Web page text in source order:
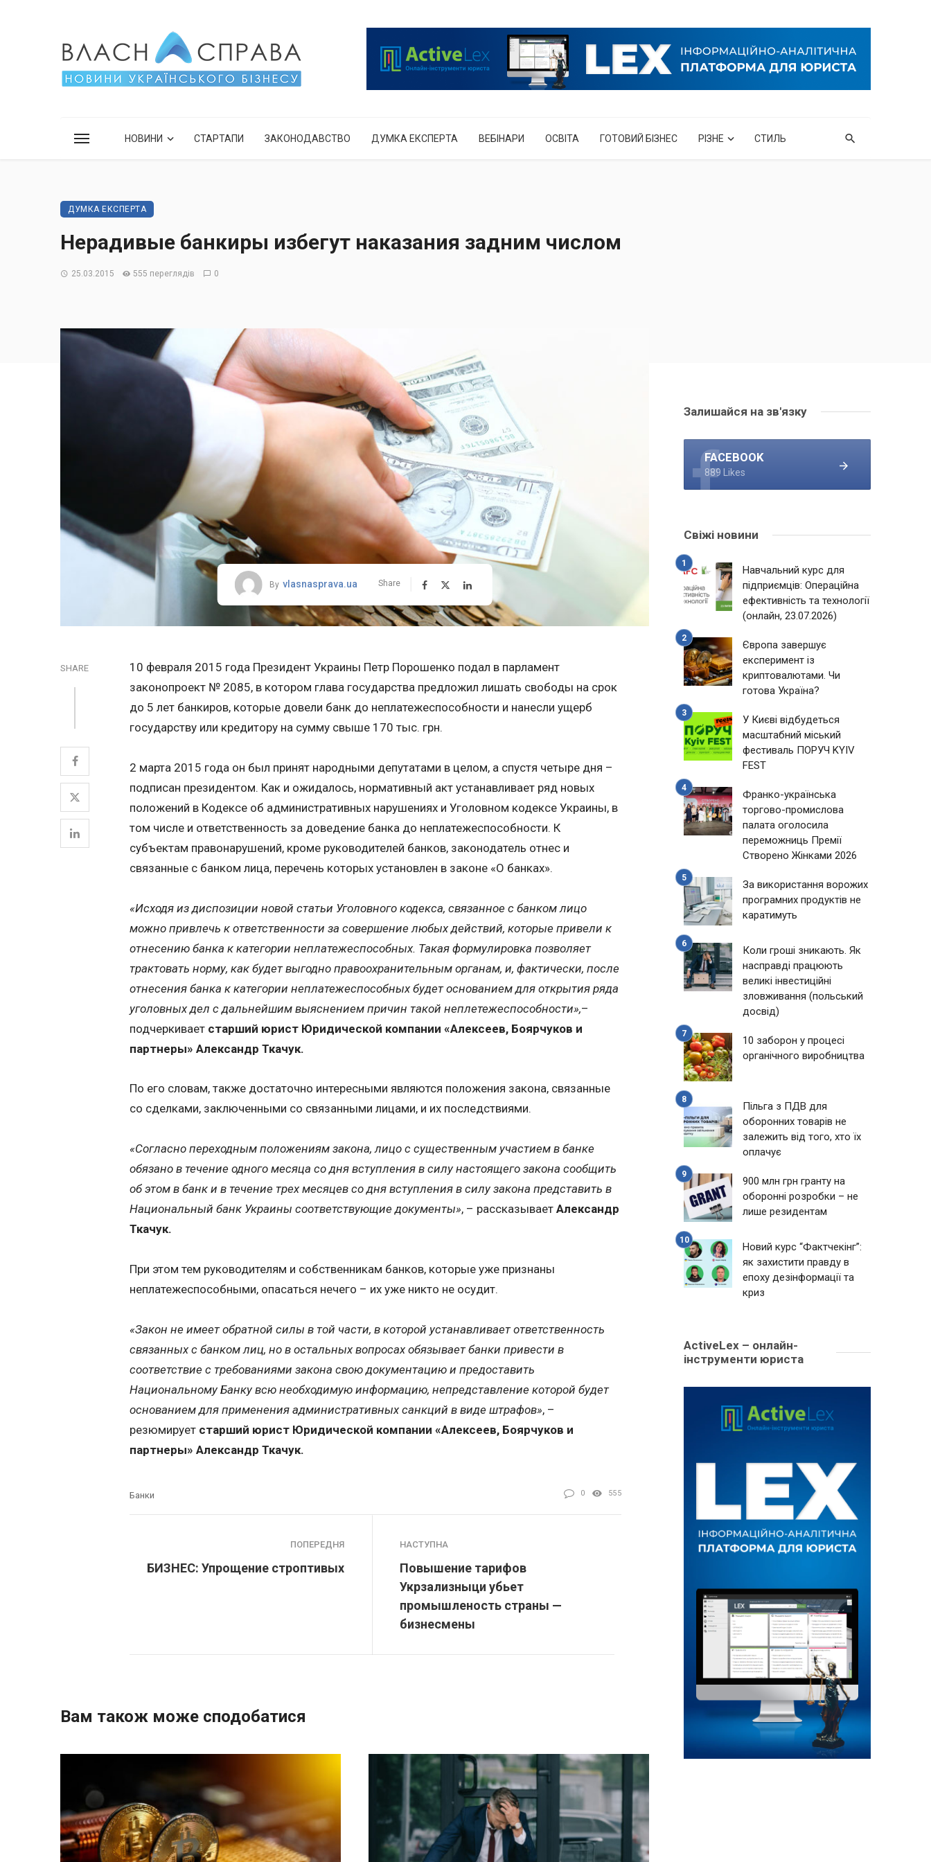
НОВИНИ СТАРТАПИ ЗАКОНОДАВСТВО ДУМКА ЕКСПЕРТА ВЕБІНАРИ ОСВІТА ГОТОВИЙ БІЗНЕС РІЗНЕ СТИЛЬ
ДУМКА ЕКСПЕРТА
Нерадивые банкиры избегут наказания задним числом
25.03.2015 555 переглядів 0
By vlasnasprava.ua Share
SHARE
10 февраля 2015 года Президент Украины Петр Порошенко подал в парламент
законопроект № 2085, в котором глава государства предложил лишать свободы на срок
до 5 лет банкиров, которые довели банк до неплатежеспособности и нанесли ущерб
государству или кредитору на сумму свыше 170 тыс. грн.
2 марта 2015 года он был принят народными депутатами в целом, а спустя четыре дня –
подписан президентом. Как и ожидалось, нормативный акт устанавливает ряд новых
положений в Кодексе об административных нарушениях и Уголовном кодексе Украины, в
том числе и ответственность за доведение банка до неплатежеспособности. К
субъектам правонарушений, кроме руководителей банков, законодатель отнес и
связанные с банком лица, перечень которых установлен в законе «О банках».
«Исходя из диспозиции новой статьи Уголовного кодекса, связанное с банком лицо
можно привлечь к ответственности за совершение любых действий, которые привели к
отнесению банка к категории неплатежеспособных. Такая формулировка позволяет
трактовать норму, как будет выгодно правоохранительным органам, и, фактически, после
отнесения банка к категории неплатежеспособных будет основанием для открытия ряда
уголовных дел с дальнейшим выяснением причин такой неплетежеспособности»,–
подчеркивает старший юрист Юридической компании «Алексеев, Боярчуков и
партнеры» Александр Ткачук.
По его словам, также достаточно интересными являются положения закона, связанные
со сделками, заключенными со связанными лицами, и их последствиями.
«Согласно переходным положениям закона, лицо с существенным участием в банке
обязано в течение одного месяца со дня вступления в силу настоящего закона сообщить
об этом в банк и в течение трех месяцев со дня вступления в силу закона представить в
Национальный банк Украины соответствующие документы», – рассказывает Александр
Ткачук.
При этом тем руководителям и собственникам банков, которые уже признаны
неплатежеспособными, опасаться нечего – их уже никто не осудит.
«Закон не имеет обратной силы в той части, в которой устанавливает ответственность
связанных с банком лиц, но в остальных вопросах обязывает банки привести в
соответствие с требованиями закона свою документацию и предоставить
Национальному Банку всю необходимую информацию, непредставление которой будет
основанием для применения административных санкций в виде штрафов», –
резюмирует старший юрист Юридической компании «Алексеев, Боярчуков и
партнеры» Александр Ткачук.
Банки 0 555
ПОПЕРЕДНЯ
БИЗНЕС: Упрощение строптивых
НАСТУПНА
Повышение тарифов
Укрзализныци убьет
промышленость страны —
бизнесмены
Вам також може сподобатися
Залишайся на зв'язку
FACEBOOK
889 Likes
Свіжі новини
Навчальний курс для
підприємців: Операційна
ефективність та технології
(онлайн, 23.07.2026)
Європа завершує
експеримент із
криптовалютами. Чи
готова Україна?
У Києві відбудеться
масштабний міський
фестиваль ПОРУЧ KYIV
FEST
Франко-українська
торгово-промислова
палата оголосила
переможниць Премії
Створено Жінками 2026
За використання ворожих
програмних продуктів не
каратимуть
Коли гроші зникають. Як
насправді працюють
великі інвестиційні
зловживання (польський
досвід)
10 заборон у процесі
органічного виробництва
Пільга з ПДВ для
оборонних товарів не
залежить від того, хто їх
оплачує
900 млн грн гранту на
оборонні розробки – не
лише резидентам
Новий курс “Фактчекінг”:
як захистити правду в
епоху дезінформації та
криз
ActiveLex – онлайн-
інструменти юриста